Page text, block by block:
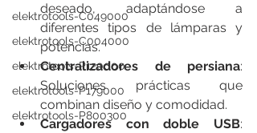
elektrotools-C049000
elektrotools-C004000
elektrotools-P120000
elektrotools-P179000
elektrotools-P800300
deseado, adaptándose a
diferentes tipos de lámparas y
potencias.
Centralizadores de persiana:
Soluciones prácticas que
combinan diseño y comodidad.
Cargadores con doble USB: